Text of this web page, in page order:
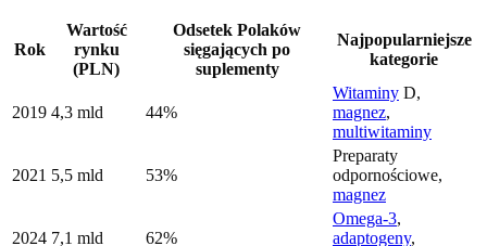
Rok
Wartość
rynku
(PLN)
Odsetek Polaków
sięgających po
suplementy
Najpopularniejsze
kategorie
2019 4,3 mld 44%
Witaminy D,
magnez,
multiwitaminy
2021 5,5 mld 53%
Preparaty
odpornościowe,
magnez
2024 7,1 mld 62%
Omega-3,
adaptogeny,